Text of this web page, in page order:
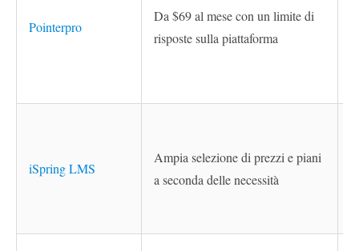
Pointerpro
Da $69 al mese con un limite di
risposte sulla piattaforma
iSpring LMS
Ampia selezione di prezzi e piani
a seconda delle necessità